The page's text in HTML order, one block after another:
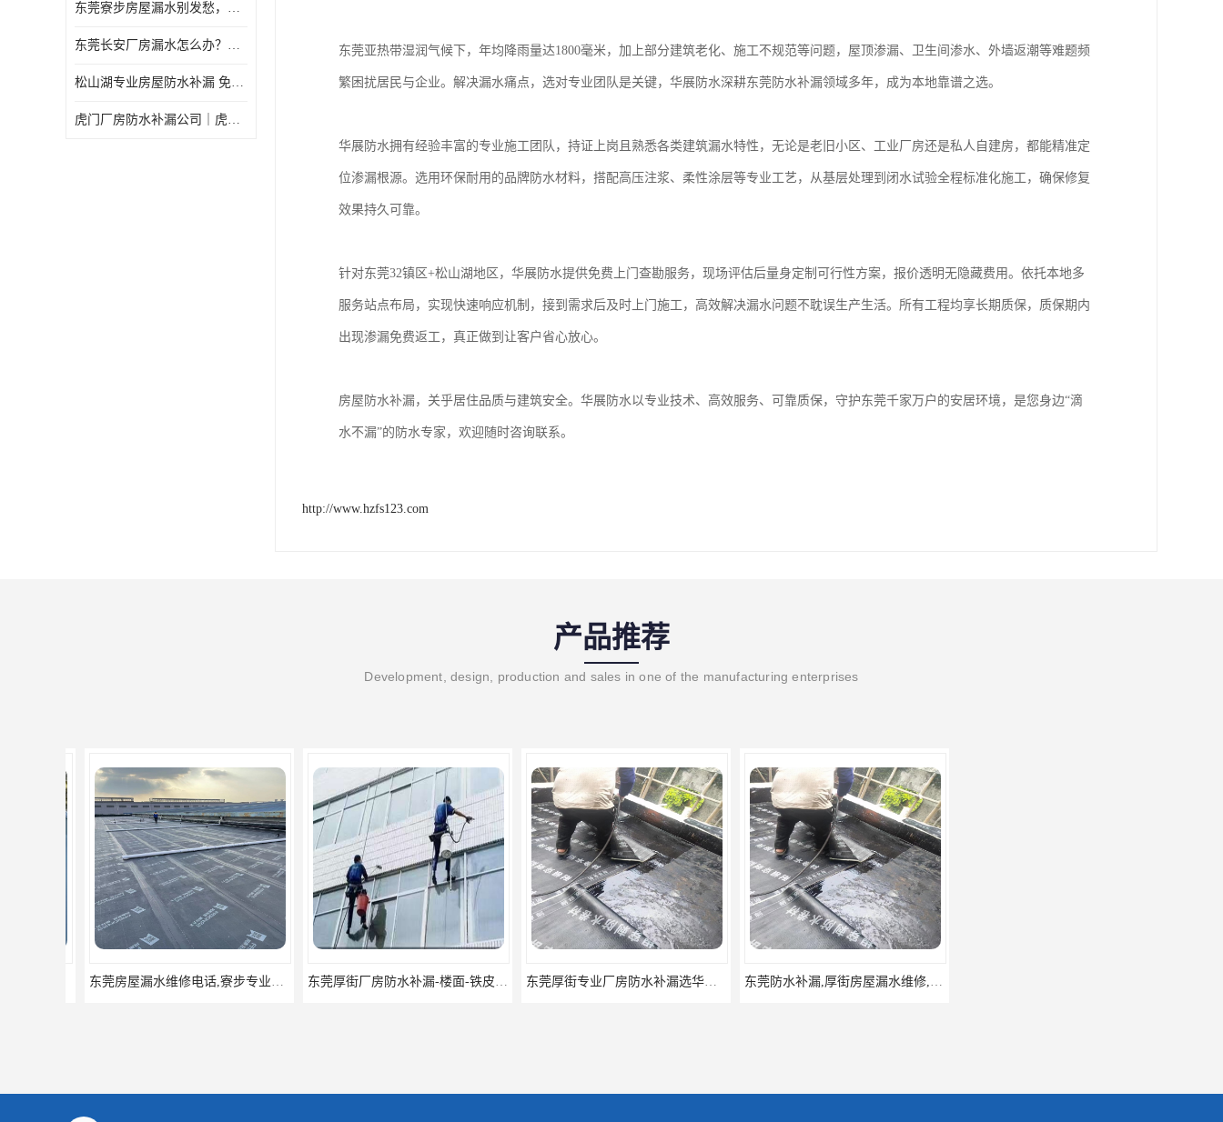
东莞寮步房屋漏水别发愁，华展防水为您解烦忧！
东莞长安厂房漏水怎么办？华展防水24小时解决渗漏难题
松山湖专业房屋防水补漏 免费上门看现场，快速提供可靠方案
虎门厂房防水补漏公司｜虎门专修厂房渗漏水｜虎门楼面漏水补漏
东莞亚热带湿润气候下，年均降雨量达1800毫米，加上部分建筑老化、施工不规范等问题，屋顶渗漏、卫生间渗水、外墙返潮等难题频
繁困扰居民与企业。解决漏水痛点，选对专业团队是关键，华展防水深耕东莞防水补漏领域多年，成为本地靠谱之选。
华展防水拥有经验丰富的专业施工团队，持证上岗且熟悉各类建筑漏水特性，无论是老旧小区、工业厂房还是私人自建房，都能精准定
位渗漏根源。选用环保耐用的品牌防水材料，搭配高压注浆、柔性涂层等专业工艺，从基层处理到闭水试验全程标准化施工，确保修复
效果持久可靠。
针对东莞32镇区+松山湖地区，华展防水提供免费上门查勘服务，现场评估后量身定制可行性方案，报价透明无隐藏费用。依托本地多
服务站点布局，实现快速响应机制，接到需求后及时上门施工，高效解决漏水问题不耽误生产生活。所有工程均享长期质保，质保期内
出现渗漏免费返工，真正做到让客户省心放心。
房屋防水补漏，关乎居住品质与建筑安全。华展防水以专业技术、高效服务、可靠质保，守护东莞千家万户的安居环境，是您身边“滴
水不漏”的防水专家，欢迎随时咨询联系。
http://www.hzfs123.com
产品推荐
Development, design, production and sales in one of the manufacturing enterprises
东莞房屋漏水维修电话,寮步专业房屋防水补漏，专业厂房渗漏水维修 东莞厚街厂房防水补漏-楼面-铁皮房-卫生间-外墙漏水维修 东莞厚街专业厂房防水补漏选华展防水，质量好不复漏，省钱省力更省心 东莞防水补漏,厚街房屋漏水维修,厚街防水补漏,厚街厂房防水补漏